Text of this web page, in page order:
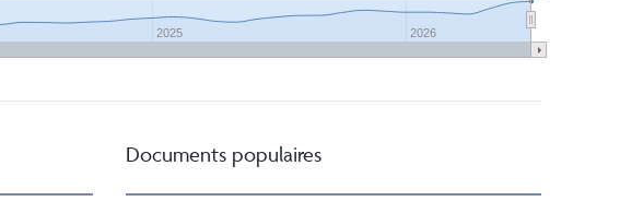
2025 2026
Documents populaires